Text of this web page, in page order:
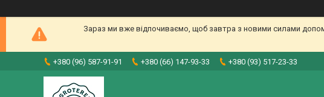
Зараз ми вже відпочиваємо, щоб завтра з новими силами
+380 (96) 587-91-91 +380 (66) 147-93-33 +380 (93) 517-23-33